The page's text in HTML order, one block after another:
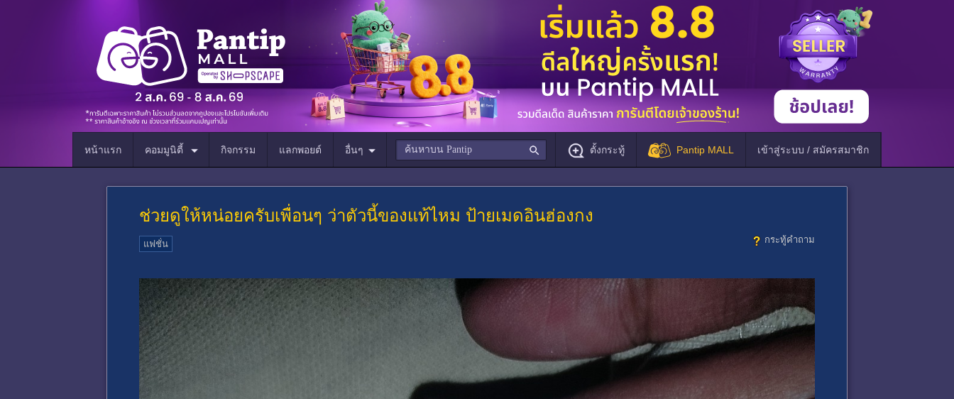
หน้าแรก คอมมูนิตี้ กิจกรรม แลกพอยต์ อื่นๆ ตั้งกระทู้ Pantip MALL เข้าสู่ระบบ / สมัครสมาชิก
ช่วยดูให้หน่อยครับเพื่อนๆ ว่าตัวนี้ของแท้ไหม ป้ายเมดอินฮ่องกง
กระทู้คำถาม
แฟชั่น